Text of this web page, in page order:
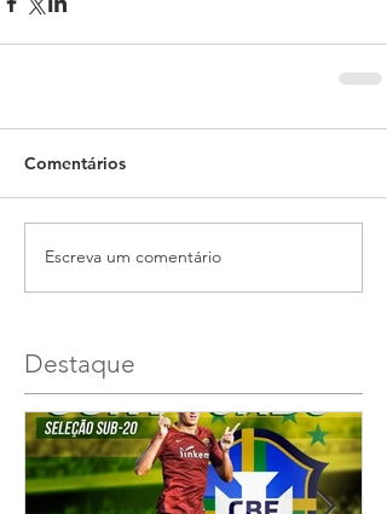
Comentários
Escreva um comentário
Destaque